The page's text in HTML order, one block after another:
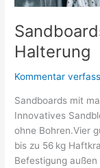
Halterung
Kommentar
Sandboards mit
Innovatives
ohne Bohren.Vier
bis zu 56 kg
Befestigung